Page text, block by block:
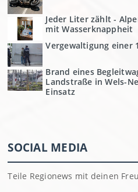
Jeder Liter zählt -
mit Wasserknappheit
Vergewaltigung einer
Brand eines
Landstraße in Wels-
Einsatz
SOCIAL MEDIA
Teile Regionews mit deinen